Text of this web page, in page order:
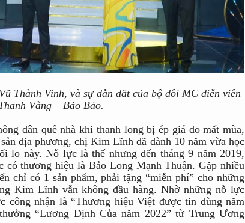
Thành Vinh, và sự dẫn dắt của bộ đôi MC diễn viên
Vàng – Bảo Bảo.
dân quê nhà khi thanh long bị ép giá do mất mùa,
địa phương, chị Kim Lĩnh đã dành 10 năm vừa học
lo này. Nỗ lực là thế nhưng đến tháng 9 năm 2019,
có thương hiệu là Bảo Long Mạnh Thuận. Gặp nhiều
chỉ có 1 sản phẩm, phải tặng “miễn phí” cho những
Kim Lĩnh vẫn không đầu hàng. Nhờ những nỗ lực
công nhận là “Thương hiệu Việt được tin dùng năm
“Lương Định Của năm 2022” từ Trung Ương